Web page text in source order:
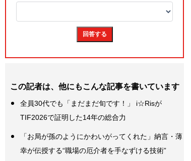
この記者は、他にもこんな記事を書いています
全員30代でも「まだまだ旬です！」 i☆Risが
TIF2026で証明した14年の総合力
「お局が孫のようにかわいがってくれた」納言・薄
幸が伝授する“職場の厄介者を手なずける技術”